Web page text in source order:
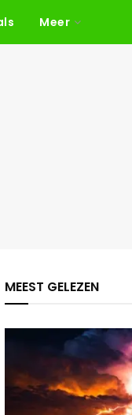
Meer
MEEST GELEZEN